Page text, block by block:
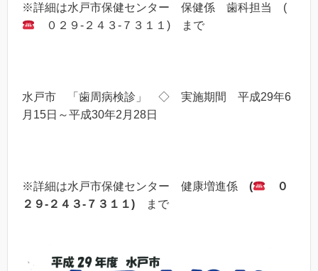
※詳細は水戸市保健センター 保健係 歯科担当 (
０２９-２４３-７３１１) まで
水戸市 「歯周病検診」 ◇ 実施期間 平成29年6
月15日～平成30年2月28日
※詳細は水戸市保健センター 健康増進係 (
０
２９-２４３-７３１１)
まで